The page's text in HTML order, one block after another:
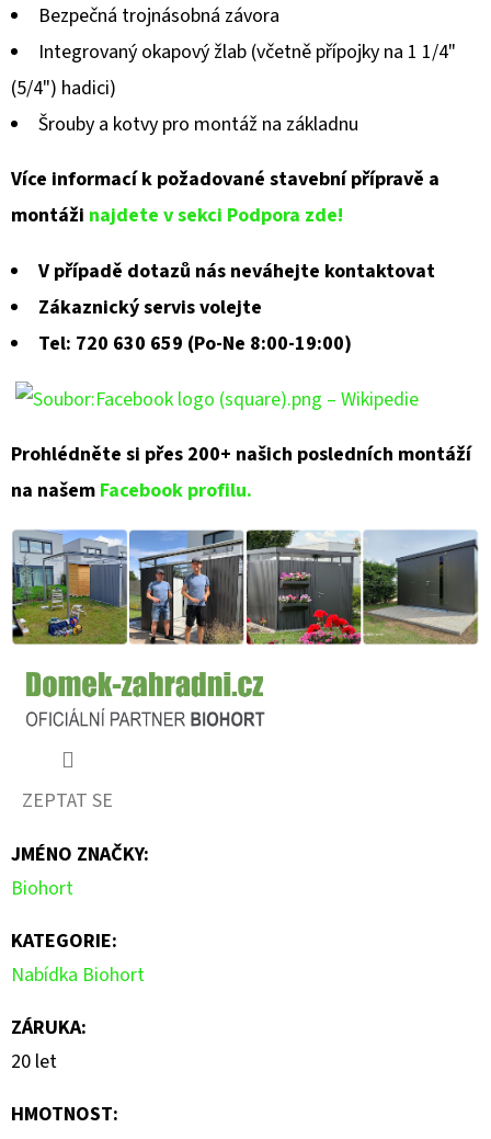
Bezpečná trojnásobná závora
Integrovaný okapový žlab (včetně přípojky na 1 1/4"
(5/4") hadici)
Šrouby a kotvy pro montáž na základnu
Více informací k požadované stavební přípravě a
montáži najdete v sekci Podpora zde!
V případě dotazů nás neváhejte kontaktovat
Zákaznický servis volejte
Tel: 720 630 659 (Po-Ne 8:00-19:00)
Prohlédněte si přes 200+ našich posledních montáží
na našem Facebook profilu.
ZEPTAT SE
JMÉNO ZNAČKY:
Biohort
KATEGORIE:
Nabídka Biohort
ZÁRUKA:
20 let
HMOTNOST: